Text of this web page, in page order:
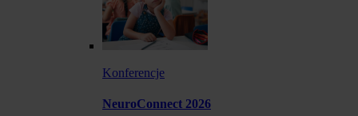
Konferencje
NeuroConnect 2026